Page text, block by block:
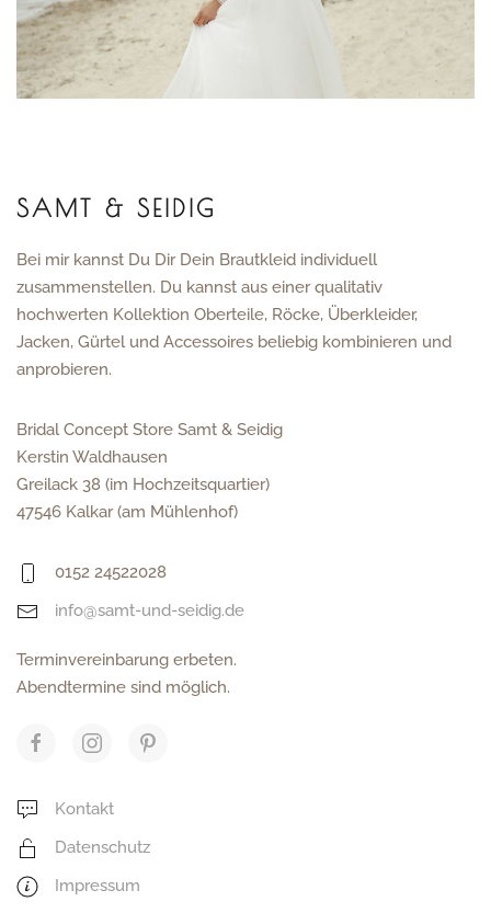
SAMT & SEIDIG
Bei mir kannst Du Dir Dein Brautkleid individuell
zusammenstellen. Du kannst aus einer qualitativ
hochwerten Kollektion Oberteile, Röcke, Überkleider,
Jacken, Gürtel und Accessoires beliebig kombinieren und
anprobieren.
Bridal Concept Store Samt & Seidig
Kerstin Waldhausen
Greilack 38 (im Hochzeitsquartier)
47546 Kalkar (am Mühlenhof)
0152 24522028
info@samt-und-seidig.de
Terminvereinbarung erbeten.
Abendtermine sind möglich.
Kontakt
Datenschutz
Impressum